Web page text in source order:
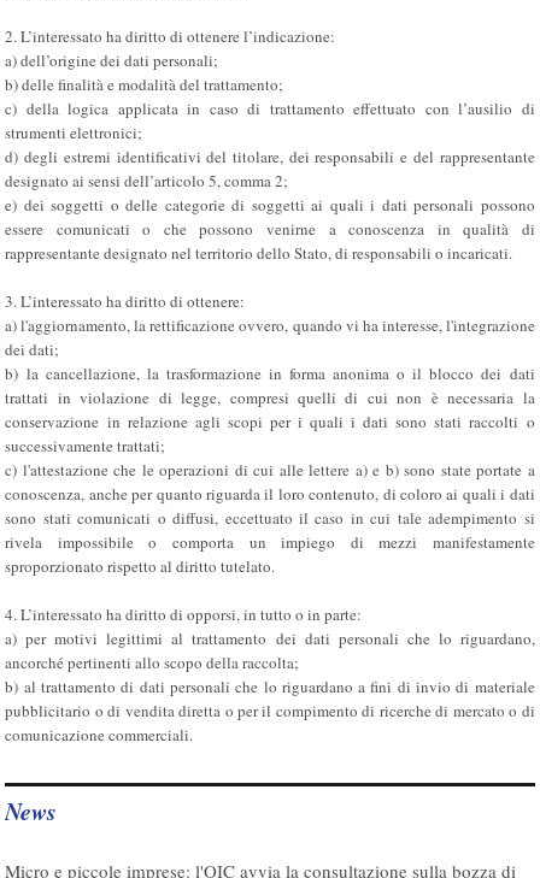
2. L’interessato ha diritto di ottenere l’indicazione:
a) dell’origine dei dati personali;
b) delle finalità e modalità del trattamento;
c) della logica applicata in caso di trattamento effettuato con l’ausilio di
strumenti elettronici;
d) degli estremi identificativi del titolare, dei responsabili e del rappresentante
designato ai sensi dell’articolo 5, comma 2;
e) dei soggetti o delle categorie di soggetti ai quali i dati personali possono
essere comunicati o che possono venirne a conoscenza in qualità di
rappresentante designato nel territorio dello Stato, di responsabili o incaricati.
3. L’interessato ha diritto di ottenere:
a) l'aggiornamento, la rettificazione ovvero, quando vi ha interesse, l'integrazione
dei dati;
b) la cancellazione, la trasformazione in forma anonima o il blocco dei dati
trattati in violazione di legge, compresi quelli di cui non è necessaria la
conservazione in relazione agli scopi per i quali i dati sono stati raccolti o
successivamente trattati;
c) l'attestazione che le operazioni di cui alle lettere a) e b) sono state portate a
conoscenza, anche per quanto riguarda il loro contenuto, di coloro ai quali i dati
sono stati comunicati o diffusi, eccettuato il caso in cui tale adempimento si
rivela impossibile o comporta un impiego di mezzi manifestamente
sproporzionato rispetto al diritto tutelato.
4. L’interessato ha diritto di opporsi, in tutto o in parte:
a) per motivi legittimi al trattamento dei dati personali che lo riguardano,
ancorché pertinenti allo scopo della raccolta;
b) al trattamento di dati personali che lo riguardano a fini di invio di materiale
pubblicitario o di vendita diretta o per il compimento di ricerche di mercato o di
comunicazione commerciali.
News
Micro e piccole imprese: l'OIC avvia la consultazione sulla bozza di